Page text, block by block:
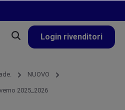
Login rivenditori
NUOVO
2025_2026